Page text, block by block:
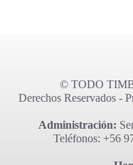
© TODO
Derechos Reservados -
Administración:
Teléfonos: +56